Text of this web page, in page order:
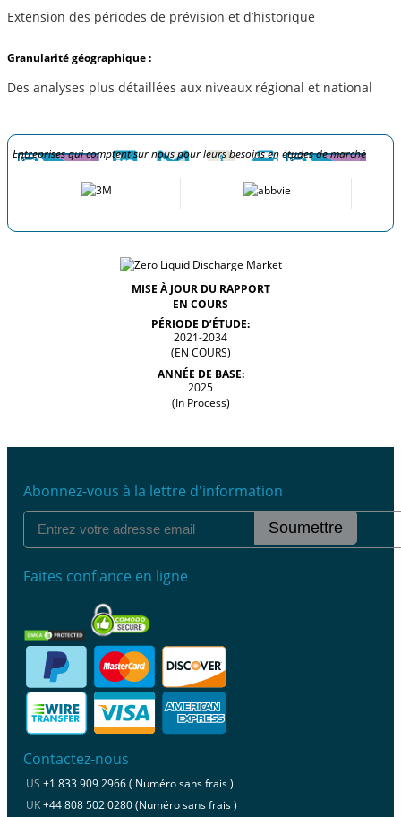
Extension des périodes de prévision et d’historique
Granularité géographique :
Des analyses plus détaillées aux niveaux régional et national
Entreprises qui comptent sur nous pour leurs besoins en études de marché
MISE À JOUR DU RAPPORT
EN COURS
PÉRIODE D’ÉTUDE:
2021-2034
(EN COURS)
ANNÉE DE BASE:
2025
(In Process)
Abonnez-vous à la lettre d'information
Soumettre
Faites confiance en ligne
Contactez-nous
US +1 833 909 2966 ( Numéro sans frais )
UK+44 808 502 0280 (Numéro sans frais )